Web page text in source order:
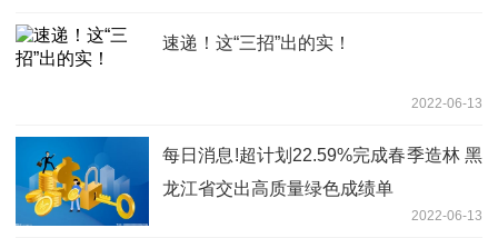
速递！这“三招”出的实！
2022-06-13
每日消息!超计划22.59%完成春季造林 黑
龙江省交出高质量绿色成绩单
2022-06-13